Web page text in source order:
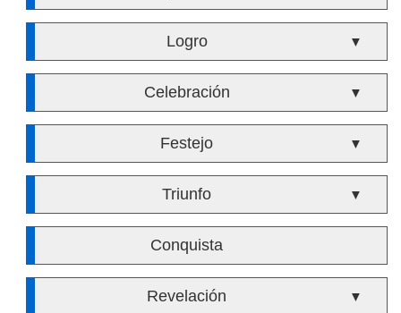
Logro ▼
Celebración ▼
Festejo ▼
Triunfo ▼
Conquista
Revelación ▼